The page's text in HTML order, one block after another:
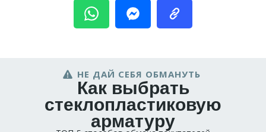
Как выбрать
стеклопластиковую
арматуру
НЕ ДАЙ СЕБЯ ОБМАНУТЬ